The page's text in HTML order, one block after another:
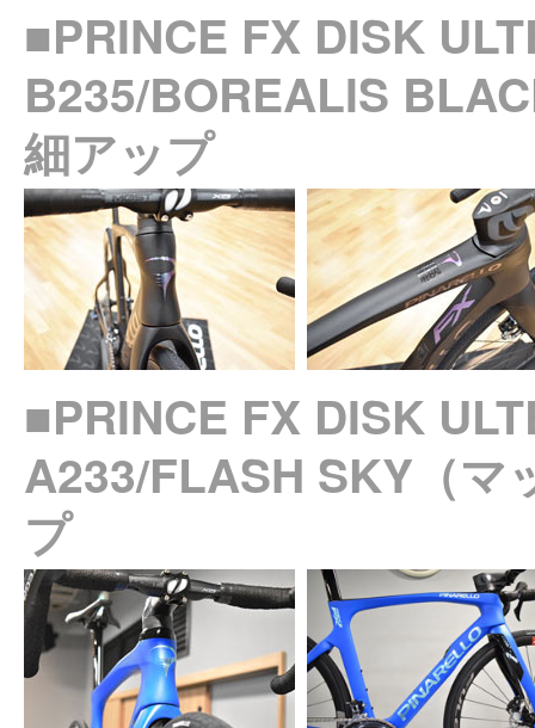
■PRINCE FX DISK
B235/BOREALIS
細アップ
■PRINCE FX DISK
A233/FLASH SKY（マ
プ